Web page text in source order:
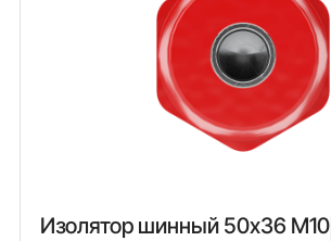
Изолятор шинный 50х36 М10